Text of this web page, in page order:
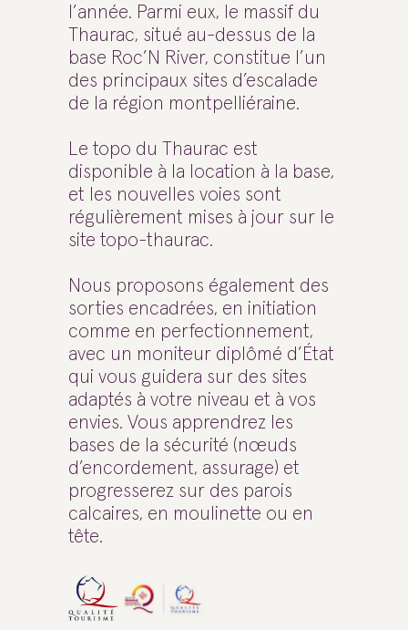
l’année. Parmi eux, le massif du
Thaurac, situé au-dessus de la
base Roc’N River, constitue l’un
des principaux sites d’escalade
de la région montpelliéraine.
Le topo du Thaurac est
disponible à la location à la base,
et les nouvelles voies sont
régulièrement mises à jour sur le
site topo-thaurac.
Nous proposons également des
sorties encadrées, en initiation
comme en perfectionnement,
avec un moniteur diplômé d’État
qui vous guidera sur des sites
adaptés à votre niveau et à vos
envies. Vous apprendrez les
bases de la sécurité (nœuds
d’encordement, assurage) et
progresserez sur des parois
calcaires, en moulinette ou en
tête.